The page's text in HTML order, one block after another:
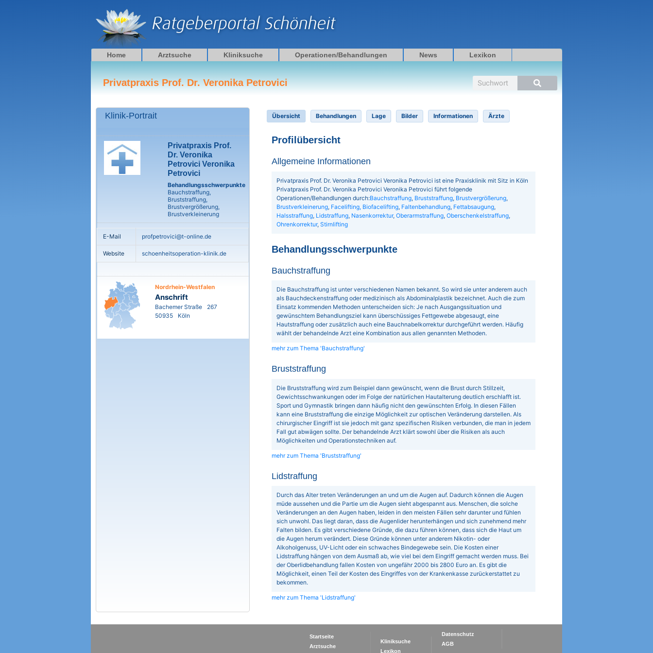
Home Arztsuche Kliniksuche Operationen/Behandlungen News Lexikon
Privatpraxis Prof. Dr. Veronika Petrovici Suche
Klinik-Portrait
Privatpraxis Prof.
Dr. Veronika
Petrovici Veronika
Petrovici
Behandlungsschwerpunkte
Bauchstraffung,
Bruststraffung,
Brustvergrößerung,
Brustverkleinerung
E-Mail profpetrovici@t-online.de
Website schoenheitsoperation-klinik.de
Nordrhein-Westfalen
Anschrift
Bachemer Straße
267
50935
Köln
Übersicht Behandlungen Lage Bilder Informationen Ärzte
Profilübersicht
Allgemeine Informationen
Privatpraxis Prof. Dr. Veronika Petrovici Veronika Petrovici ist eine Praxisklinik mit Sitz in Köln
Privatpraxis Prof. Dr. Veronika Petrovici Veronika Petrovici führt folgende
Operationen/Behandlungen durch:Bauchstraffung, Bruststraffung, Brustvergrößerung,
Brustverkleinerung, Facelifting, Biofacelifting, Faltenbehandlung, Fettabsaugung,
Halsstraffung, Lidstraffung, Nasenkorrektur, Oberarmstraffung, Oberschenkelstraffung,
Ohrenkorrektur, Stirnlifting
Behandlungsschwerpunkte
Bauchstraffung
Die Bauchstraffung ist unter verschiedenen Namen bekannt. So wird sie unter anderem auch
als Bauchdeckenstraffung oder medizinisch als Abdominalplastik bezeichnet. Auch die zum
Einsatz kommenden Methoden unterscheiden sich: Je nach Ausgangssituation und
gewünschtem Behandlungsziel kann überschüssiges Fettgewebe abgesaugt, eine
Hautstraffung oder zusätzlich auch eine Bauchnabelkorrektur durchgeführt werden. Häufig
wählt der behandelnde Arzt eine Kombination aus allen genannten Methoden.
mehr zum Thema 'Bauchstraffung'
Bruststraffung
Die Bruststraffung wird zum Beispiel dann gewünscht, wenn die Brust durch Stillzeit,
Gewichtsschwankungen oder im Folge der natürlichen Hautalterung deutlich erschlafft ist.
Sport und Gymnastik bringen dann häufig nicht den gewünschten Erfolg. In diesen Fällen
kann eine Bruststraffung die einzige Möglichkeit zur optischen Veränderung darstellen. Als
chirurgischer Eingriff ist sie jedoch mit ganz spezifischen Risiken verbunden, die man in jedem
Fall gut abwägen sollte. Der behandelnde Arzt klärt sowohl über die Risiken als auch
Möglichkeiten und Operationstechniken auf.
mehr zum Thema 'Bruststraffung'
Lidstraffung
Durch das Alter treten Veränderungen an und um die Augen auf. Dadurch können die Augen
müde aussehen und die Partie um die Augen sieht abgespannt aus. Menschen, die solche
Veränderungen an den Augen haben, leiden in den meisten Fällen sehr darunter und fühlen
sich unwohl. Das liegt daran, dass die Augenlider herunterhängen und sich zunehmend mehr
Falten bilden. Es gibt verschiedene Gründe, die dazu führen können, dass sich die Haut um
die Augen herum verändert. Diese Gründe können unter anderem Nikotin- oder
Alkoholgenuss, UV-Licht oder ein schwaches Bindegewebe sein. Die Kosten einer
Lidstraffung hängen von dem Ausmaß ab, wie viel bei dem Eingriff gemacht werden muss. Bei
der Oberlidbehandlung fallen Kosten von ungefähr 2000 bis 2800 Euro an. Es gibt die
Möglichkeit, einen Teil der Kosten des Eingriffes von der Krankenkasse zurückerstattet zu
bekommen.
mehr zum Thema 'Lidstraffung'
Startseite
Arztsuche
Kliniksuche
Lexikon
Datenschutz
AGB